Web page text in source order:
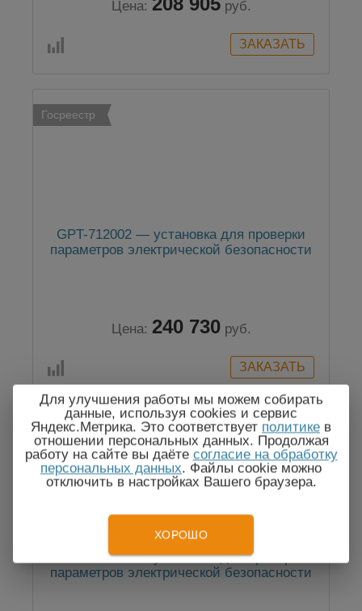
Цена: руб.
Госреестр
GPT-712002 — установка для проверки
параметров электрической безопасности
Цена: 240 730 руб.
Госреестр
GPT-712003 — установка для проверки
параметров электрической безопасности
Для улучшения работы мы можем собирать
данные, используя cookies и сервис
Яндекс.Метрика. Это соответствует политике в
отношении персональных данных. Продолжая
работу на сайте вы даёте согласие на обработку
персональных данных. Файлы cookie можно
отключить в настройках Вашего браузера.
ХОРОШО